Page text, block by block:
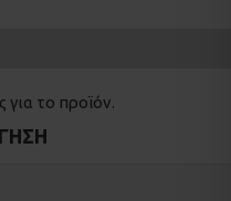
για το προϊόν.